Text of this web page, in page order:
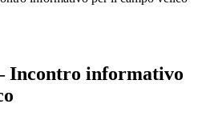
Incontro informativo